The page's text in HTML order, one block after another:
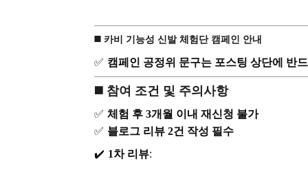
◼️ 카비 기능성 신발 체험단 캠페인 안내
✅ 캠페인 공정위 문구는 포스팅 상단에 반
◼️ 참여 조건 및 주의사항
✅ 체험 후 3개월 이내 재신청 불가
✅ 블로그 리뷰 2건 작성 필수
✔️ 1차 리뷰: